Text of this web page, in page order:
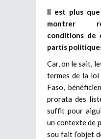
Il est plus
montrer
conditions de
partis
Car, on le sait,
termes de la
Faso,
prorata des
suffit pour
un contexte de
sou fait l’objet